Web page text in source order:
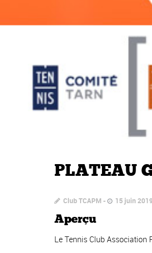
PLATEAU
Club TCAPM 15 juin 2019
Aperçu
Le Tennis Club Association